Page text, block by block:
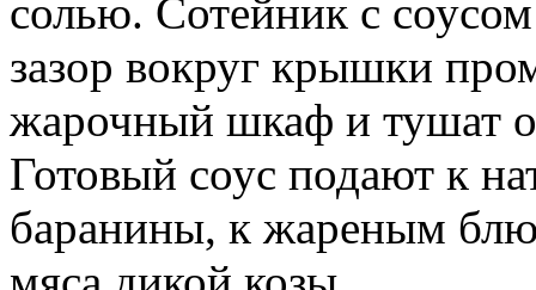
солью. Сотейник с
зазор вокруг крышки
жарочный шкаф и тушат
Готовый соус подают к
баранины, к жареным